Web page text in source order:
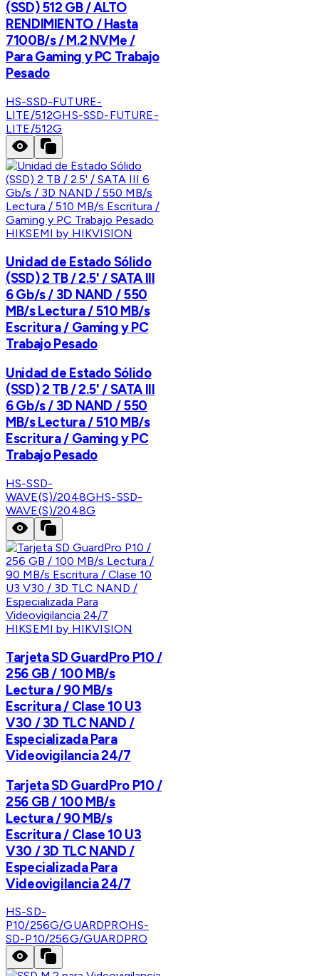
(SSD) 512 GB / ALTO
RENDIMIENTO / Hasta
7100B/s / M.2 NVMe /
Para Gaming y PC Trabajo
Pesado
HS-SSD-FUTURE-
LITE/512GHS-SSD-FUTURE-
LITE/512G
HIKSEMI by HIKVISION
Unidad de Estado Sólido
(SSD) 2 TB / 2.5' / SATA III
6 Gb/s / 3D NAND / 550
MB/s Lectura / 510 MB/s
Escritura / Gaming y PC
Trabajo Pesado
Unidad de Estado Sólido
(SSD) 2 TB / 2.5' / SATA III
6 Gb/s / 3D NAND / 550
MB/s Lectura / 510 MB/s
Escritura / Gaming y PC
Trabajo Pesado
HS-SSD-
WAVE(S)/2048GHS-SSD-
WAVE(S)/2048G
HIKSEMI by HIKVISION
Tarjeta SD GuardPro P10 /
256 GB / 100 MB/s
Lectura / 90 MB/s
Escritura / Clase 10 U3
V30 / 3D TLC NAND /
Especializada Para
Videovigilancia 24/7
Tarjeta SD GuardPro P10 /
256 GB / 100 MB/s
Lectura / 90 MB/s
Escritura / Clase 10 U3
V30 / 3D TLC NAND /
Especializada Para
Videovigilancia 24/7
HS-SD-
P10/256G/GUARDPROHS-
SD-P10/256G/GUARDPRO